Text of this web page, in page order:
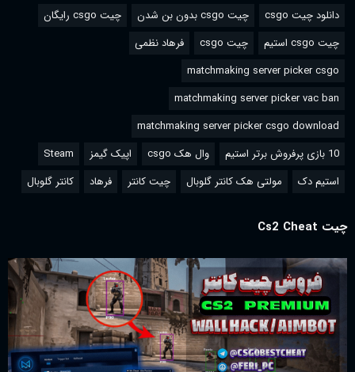
دانلود چیت csgo چیت csgo بدون بن شدن
چیت csgo رایگان
چیت csgo استیم
چیت csgo
فرهاد نظمی
matchmaking server picker csgo
matchmaking server picker vac ban
matchmaking server picker csgo download
10 بازی پرفروش برتر استیم
وال هک csgo اپیک گیمز
Steam
استیم دک
مولتی هک کانتر گلوبال چیت کانتر فرهاد کانتر گلوبال
چیت Cs2 Cheat